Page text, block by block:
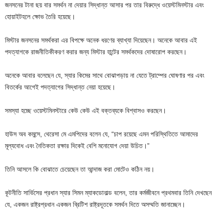
জনসনের টানা ছয় বার সমর্থন না দেয়ার সিদ্ধান্ত আসার পর তার বিরুদ্ধে ওয়েস্টমিনস্টার এবং
হোয়াইটহলে ক্ষোভ তৈরি হয়েছে।
মিস্টার জনসনের সমর্থকরা এর বিপক্ষে অনেক ধরণের ব্যাখ্যা দিয়েছেন। অনেকে আবার এই
পদত্যাগকে রাজনীতিকীকরণ করার জন্য মিস্টার হান্টের সমর্থকদের দোষারোপ করছেন।
অনেকে আবার বলেছেন যে, স্যার কিমের সাথে বোঝাপড়ায় না যেতে ট্রাম্পের ঘোষণার পর এবং
বিতর্কের আগেই পদত্যাগের সিদ্ধান্ত নেয়া হয়েছে।
সমস্যা হচ্ছে ওয়েস্টমিনস্টারে কেউ কেউ এই বক্তব্যকে বিশ্বাসও করছেন।
হাউস অব কমন্সে, থেরেসা মে এমপিদের বলেন যে, “চাপ রয়েছে এমন পরিস্থিতিতে আমাদের
মূল্যবোধ এবং নৈতিকতা রক্ষার দিকেই বেশি মনোযোগ দেয়া উচিত।”
তিনি আসলে কি বোঝাতে চেয়েছেন তা আন্দাজ করা মোটেও কঠিন নয়।
কূটনীতি সার্ভিসের প্রধান স্যার সিমন ম্যাকডোনাল্ড বলেন, তার কর্মজীবনে প্রথমবার তিনি দেখছেন
যে, একজন রাষ্ট্রপ্রধান একজন ব্রিটিশ রাষ্ট্রদূতকে সমর্থন দিতে অসম্মতি জানাচ্ছেন।